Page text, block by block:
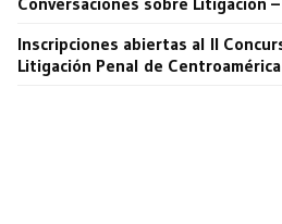
Inscripciones abiertas al II
Litigación Penal de